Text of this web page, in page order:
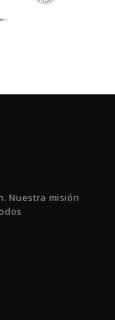
Nuestra misión